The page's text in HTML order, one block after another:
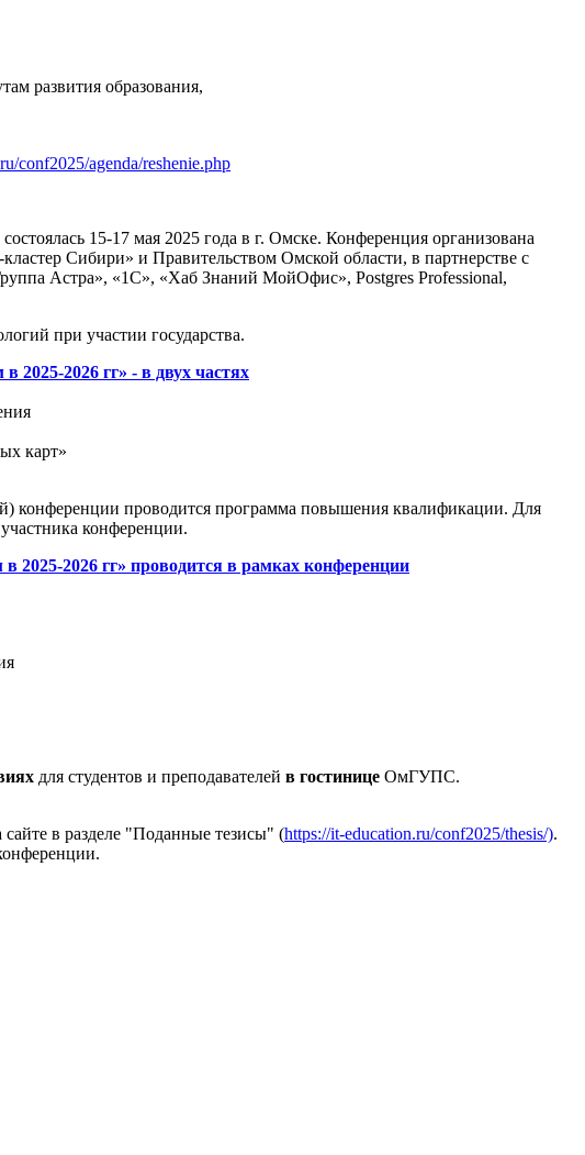
развития образования,
conf2025/agenda/reshenie.php
15-17 мая 2025 года в г. Омске. Конференция организована
Сибири» и Правительством Омской области, в партнерстве с
Астра», «1С», «Хаб Знаний МойОфис», Postgres Professional,
при участии государства.
2026 гг» - в двух частях
карт»
конференции проводится программа повышения квалификации. Для
участника конференции.
2026 гг» проводится в рамках конференции
для студентов и преподавателей в гостинице ОмГУПС.
в разделе "Поданные тезисы" (https://it-education.ru/conf2025/thesis/).